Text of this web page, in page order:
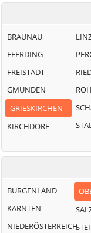
BRAUNAU
EFERDING
FREISTADT
GMUNDEN
GRIESKIRCHEN
KIRCHDORF
BURGENLAND
KÄRNTEN
NIEDERÖSTERREICH